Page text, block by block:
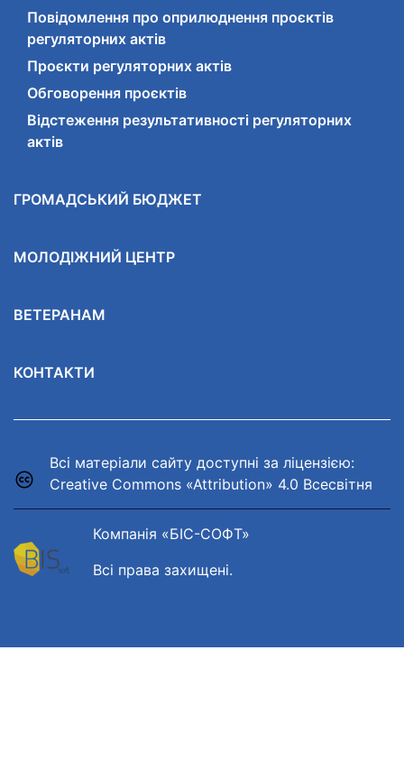
Повідомлення про оприлюднення проєктів
регуляторних актів
Проєкти регуляторних актів
Обговорення проєктів
Відстеження результативності регуляторних
актів
ГРОМАДСЬКИЙ БЮДЖЕТ
МОЛОДІЖНИЙ ЦЕНТР
ВЕТЕРАНАМ
КОНТАКТИ
Всі матеріали сайту доступні за ліцензією:
Creative Commons «Attribution» 4.0 Всесвітня
Компанія «БІС-СОФТ»
Всі права захищені.